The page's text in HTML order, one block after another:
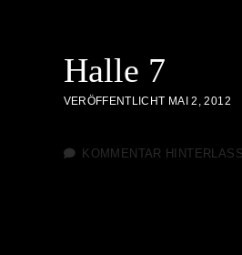
Halle 7
VERÖFFENTLICHT MAI 2, 2012
KOMMENTAR